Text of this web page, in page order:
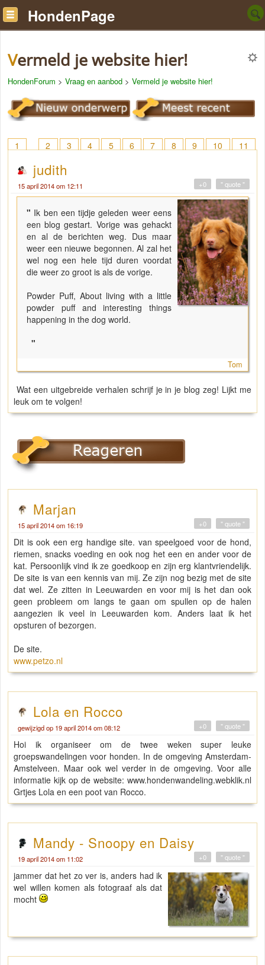
HondenPage
Vermeld je website hier!
HondenForum > Vraag en aanbod > Vermeld je website hier!
1 2 3 4 5 6 7 8 9 10
11
judith
15 april 2014 om 12:11 " quote "
+0
" Ik ben een tijdje geleden weer eens
een blog gestart. Vorige was gehackt
en al de berichten weg. Dus maar
weer een nieuwe begonnen. Al zal het
wel nog een hele tijd duren voordat
die weer zo groot is als de vorige.
Powder Puff, About living with a little
powder puff and interesting things
happening in the dog world.
"
Tom
Wat een uitgebreide verhalen schrijf je in je blog zeg! Lijkt me
leuk om te volgen!
Marjan
15 april 2014 om 16:19 " quote "
+0
Dit is ook een erg handige site. van speelgoed voor de hond,
riemen, snacks voeding en ook nog het een en ander voor de
kat. Persoonlijk vind ik ze goedkoop en zijn erg klantvriendelijk.
De site is van een kennis van mij. Ze zijn nog bezig met de site
dat wel. Ze zitten in Leeuwarden en voor mij is het dan ook
geen probleem om langs te gaan om spullen op de halen
aangezien ik veel in Leeuwarden kom. Anders laat ik het
opsturen of bezorgen.
De site.
www.petzo.nl
Lola en Rocco
gewijzigd op 19 april 2014 om 08:12 " quote "
+0
Hoi ik organiseer om de twee weken super leuke
groepswandelingen voor honden. In de omgeving Amsterdam-
Amstelveen. Maar ook wel verder in de omgeving. Voor alle
informatie kijk op de website: www.hondenwandeling.webklik.nl
Grtjes Lola en een poot van Rocco.
Mandy - Snoopy en Daisy
19 april 2014 om 11:02 " quote "
+0
jammer dat het zo ver is, anders had ik
wel willen komen als fotograaf als dat
mocht